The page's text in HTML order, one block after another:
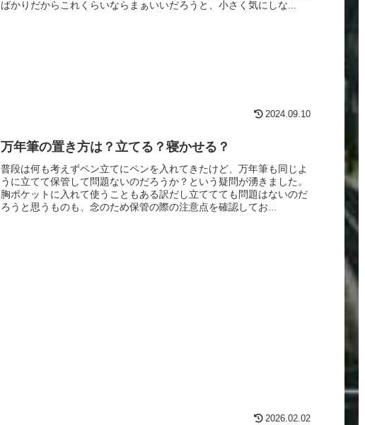
ばかりだからこれくらいならまぁいいだろうと、小さく気にしな...
2024.09.10
万年筆の置き方は？立てる？寝かせる？
普段は何も考えずペン立てにペンを入れてきたけど、万年筆も同じよ
うに立てて保管して問題ないのだろうか？という疑問が湧きました。
胸ポケットに入れて使うこともある訳だし立ててても問題はないのだ
ろうと思うものも、念のため保管の際の注意点を確認してお...
2026.02.02